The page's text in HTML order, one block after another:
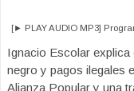
[► PLAY AUDIO MP3]
Ignacio Escolar
negro y pagos ilegales
Alianza Popular y una